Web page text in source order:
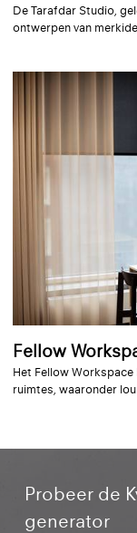
De Tarafdar Studio,
ontwerpen van
Fellow
Het Fellow
ruimtes, waaronder
Probeer de
generator